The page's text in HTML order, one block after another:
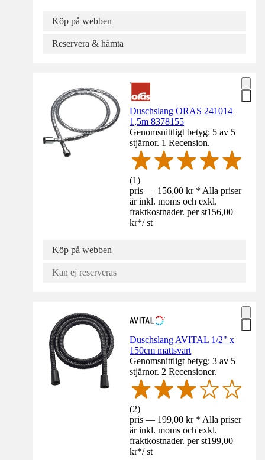
Köp på webben
Reservera & hämta
Duschslang ORAS 241014
1,5m 8378155
Genomsnittligt betyg: 5 av 5
stjärnor. 1 Recension.
(1)
pris — 156,00 kr * Alla priser
är inkl. moms och exkl.
fraktkostnader. per st156,00
kr*/ st
Köp på webben
Kan ej reserveras
Duschslang AVITAL 1/2" x
150cm mattsvart
Genomsnittligt betyg: 3 av 5
stjärnor. 2 Recensioner.
(2)
pris — 199,00 kr * Alla priser
är inkl. moms och exkl.
fraktkostnader. per st199,00
kr*/ st